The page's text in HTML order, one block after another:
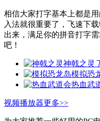
相信大家打字基本上都是
入法就很重要了，飞速下
出来，满足你的拼音打字
吧！
神戟之灵
模拟恐
热血武
视频播放器更多>>